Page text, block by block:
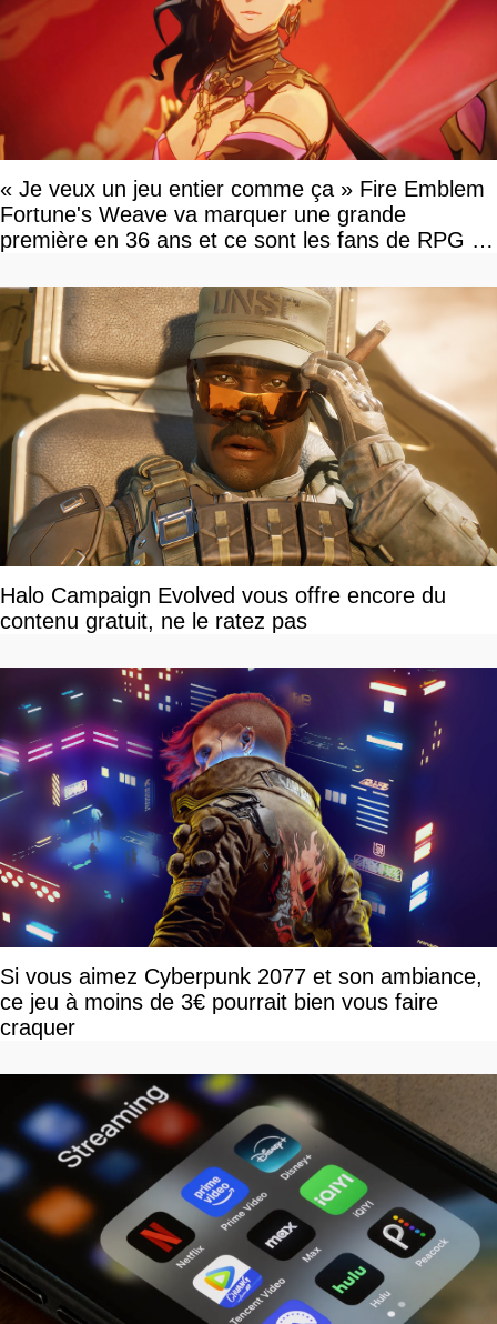
« Je veux un jeu entier comme ça » Fire Emblem
Fortune's Weave va marquer une grande
première en 36 ans et ce sont les fans de RPG en
Halo Campaign Evolved vous offre encore du
contenu gratuit, ne le ratez pas
Si vous aimez Cyberpunk 2077 et son ambiance,
ce jeu à moins de 3€ pourrait bien vous faire
craquer